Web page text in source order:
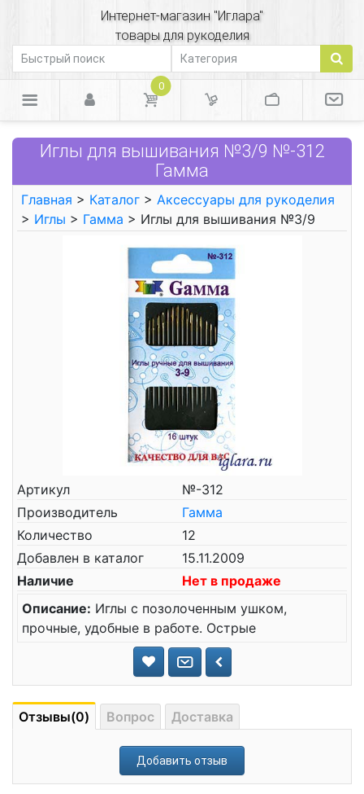
Интернет-магазин "Иглара"
товары для рукоделия
0
Иглы для вышивания №3/9 №-312
Гамма
Главная > Каталог > Аксессуары для рукоделия
> Иглы > Гамма > Иглы для вышивания №3/9
Артикул
№-312
Производитель
Гамма
Количество
12
Добавлен в каталог
15.11.2009
Наличие
Нет в продаже
Описание: Иглы с позолоченным ушком,
прочные, удобные в работе. Острые
Отзывы(0) Вопрос Доставка
Добавить отзыв